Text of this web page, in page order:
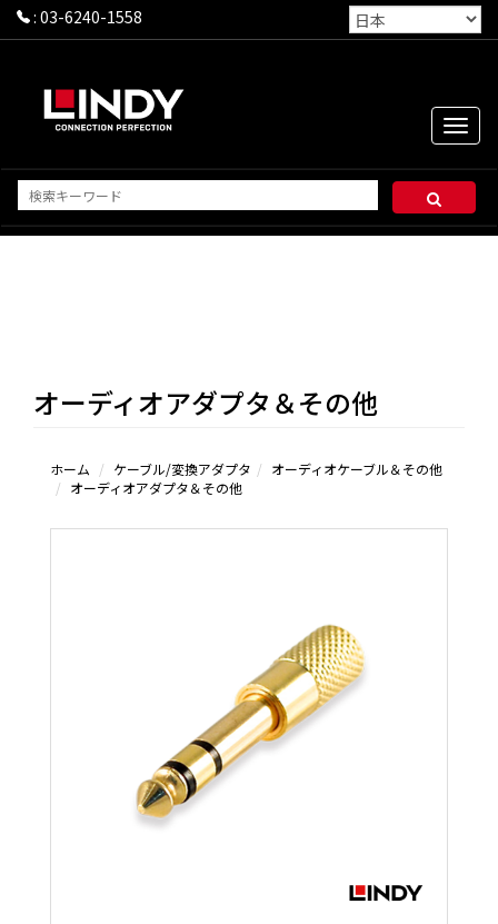
: 03-6240-1558
Toggle
オーディオアダプタ＆その他
ホーム ケーブル/変換アダプタ
オーディオケーブル＆その他
オーディオアダプタ＆その他